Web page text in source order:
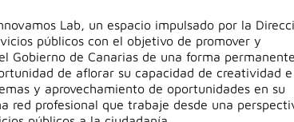
Lab, un espacio impulsado por la
públicos con el objetivo de promover y
Gobierno de Canarias de una forma
de aflorar su capacidad de creatividad e
y aprovechamiento de oportunidades en su
red profesional que trabaje desde una